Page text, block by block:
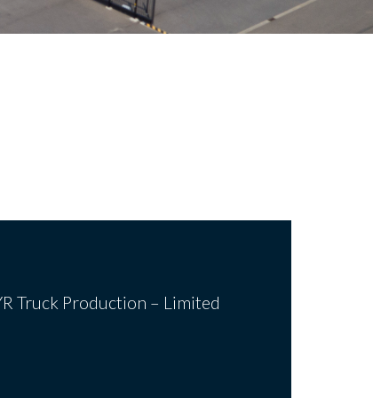
Truck Production – Limited